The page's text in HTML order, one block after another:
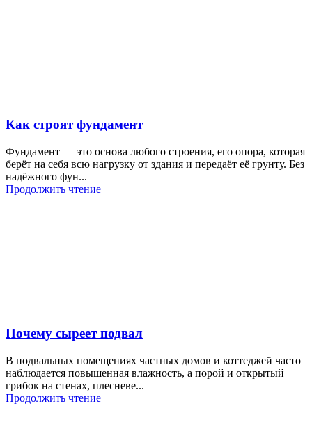
Как строят фундамент
Фундамент — это основа любого строения, его опора, которая
берёт на себя всю нагрузку от здания и передаёт её грунту. Без
надёжного фун...
Продолжить чтение
Почему сыреет подвал
В подвальных помещениях частных домов и коттеджей часто
наблюдается повышенная влажность, а порой и открытый
грибок на стенах, плесневе...
Продолжить чтение